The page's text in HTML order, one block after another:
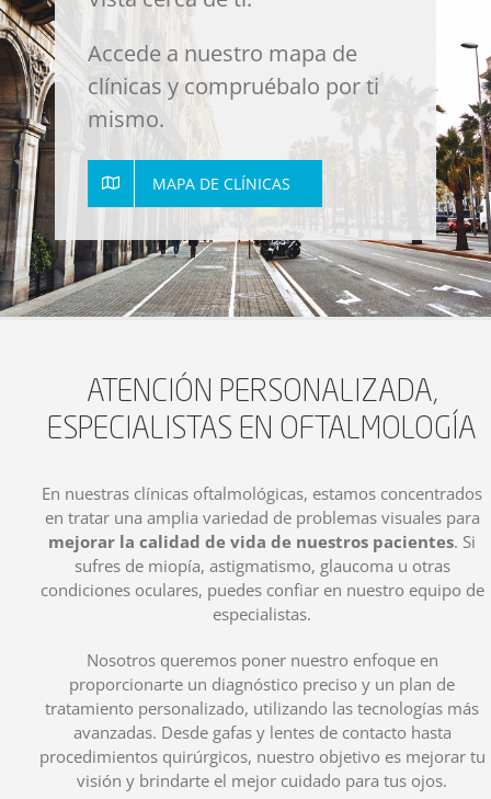
Accede a nuestro mapa de
clínicas y compruébalo por ti
mismo.
MAPA DE CLÍNICAS
ATENCIÓN PERSONALIZADA,
ESPECIALISTAS EN OFTALMOLOGÍA
En nuestras clínicas oftalmológicas, estamos concentrados
en tratar una amplia variedad de problemas visuales para
mejorar la calidad de vida de nuestros pacientes. Si
sufres de miopía, astigmatismo, glaucoma u otras
condiciones oculares, puedes confiar en nuestro equipo de
especialistas.
Nosotros queremos poner nuestro enfoque en
proporcionarte un diagnóstico preciso y un plan de
tratamiento personalizado, utilizando las tecnologías más
avanzadas. Desde gafas y lentes de contacto hasta
procedimientos quirúrgicos, nuestro objetivo es mejorar tu
visión y brindarte el mejor cuidado para tus ojos.